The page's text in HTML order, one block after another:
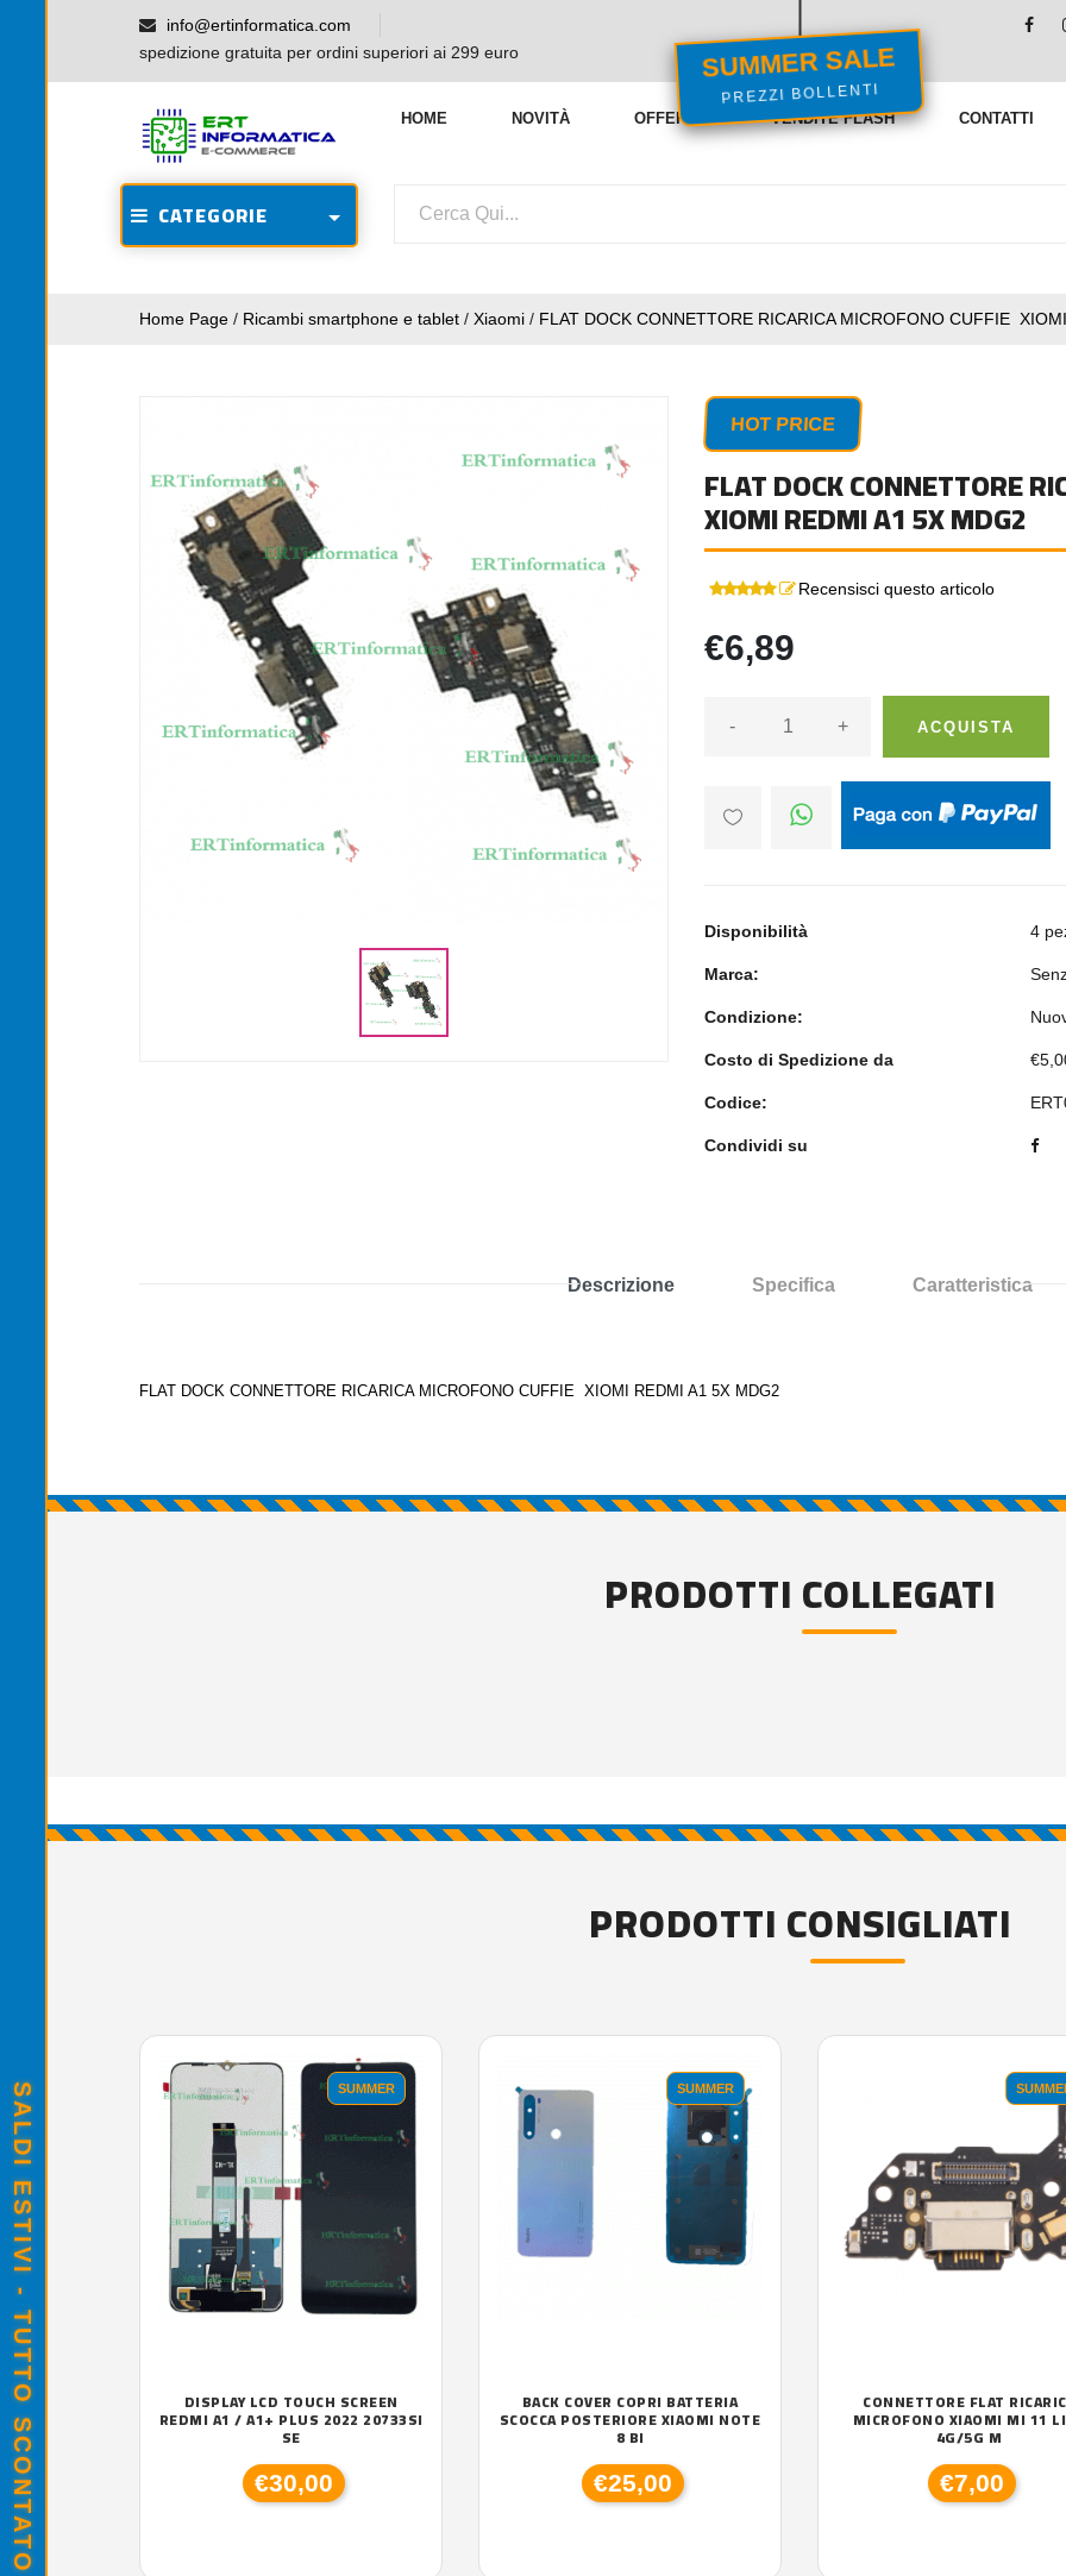
SUMMER SALE
PREZZI BOLLENTI
info@ertinformatica.com
spedizione gratuita per ordini superiori ai 299 euro
HOME NOVITÀ OFFERTE VENDITE FLASH CONTATTI
CATEGORIE
Home Page / Ricambi smartphone e tablet / Xiaomi / FLAT DOCK CONNETTORE RICARICA MICROFONO CUFFIE
HOT PRICE
FLAT DOCK CONNETTORE
XIOMI REDMI A1 5X MDG2
Recensisci questo articolo
€6,89
- + ACQUISTA
Disponibilità 4
Marca:
Condizione:
Costo di Spedizione da
Codice:
Condividi su
Descrizione Specifica Caratteristica
FLAT DOCK CONNETTORE RICARICA MICROFONO CUFFIE XIOMI REDMI A1 5X MDG2
PRODOTTI COLLEGATI
PRODOTTI CONSIGLIATI
SUMMER
DISPLAY LCD TOUCH SCREEN
REDMI A1 / A1+ PLUS 2022 20733SI
SE
€30,00
SUMMER
BACK COVER COPRI BATTERIA
SCOCCA POSTERIORE XIAOMI NOTE
8 BI
€25,00
CONNETTORE FLAT
MICROFONO XIAOMI MI 11
4G/5G M
€7,00
SALDI ESTIVI - TUTTO SCONTATO